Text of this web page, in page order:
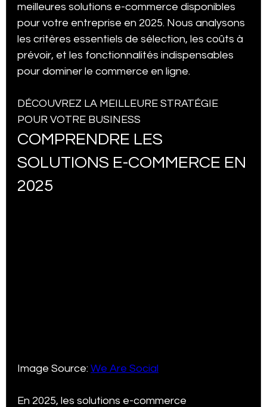
meilleures solutions e-commerce disponibles
pour votre entreprise en 2025. Nous analysons
les critères essentiels de sélection, les coûts à
prévoir, et les fonctionnalités indispensables
pour dominer le commerce en ligne.
DÉCOUVREZ LA MEILLEURE STRATÉGIE
POUR VOTRE BUSINESS
COMPRENDRE LES
SOLUTIONS E-COMMERCE EN
2025
Image Source: We Are Social
En 2025, les solutions e-commerce